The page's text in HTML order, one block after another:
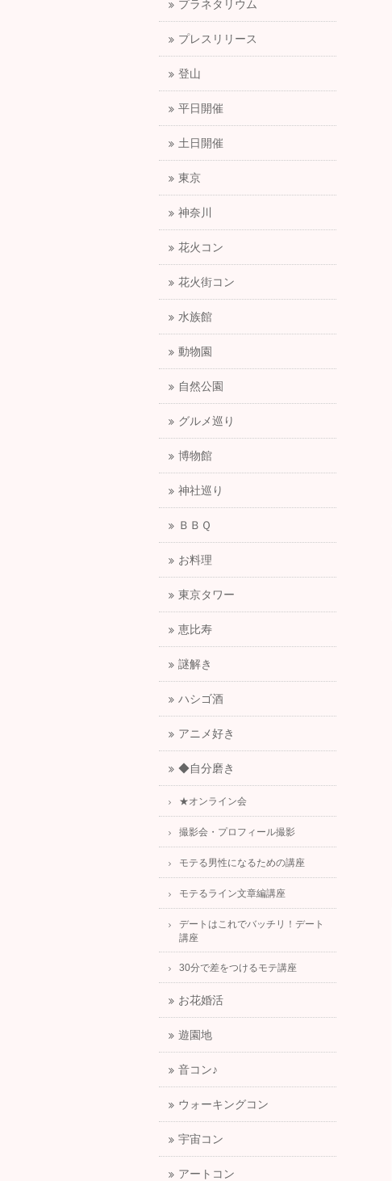
プラネタリウム
プレスリリース
登山
平日開催
土日開催
東京
神奈川
花火コン
花火街コン
水族館
動物園
自然公園
グルメ巡り
博物館
神社巡り
ＢＢＱ
お料理
東京タワー
恵比寿
謎解き
ハシゴ酒
アニメ好き
◆自分磨き
★オンライン会
撮影会・プロフィール撮影
モテる男性になるための講座
モテるライン文章編講座
デートはこれでバッチリ！デート
講座
30分で差をつけるモテ講座
お花婚活
遊園地
音コン♪
ウォーキングコン
宇宙コン
アートコン